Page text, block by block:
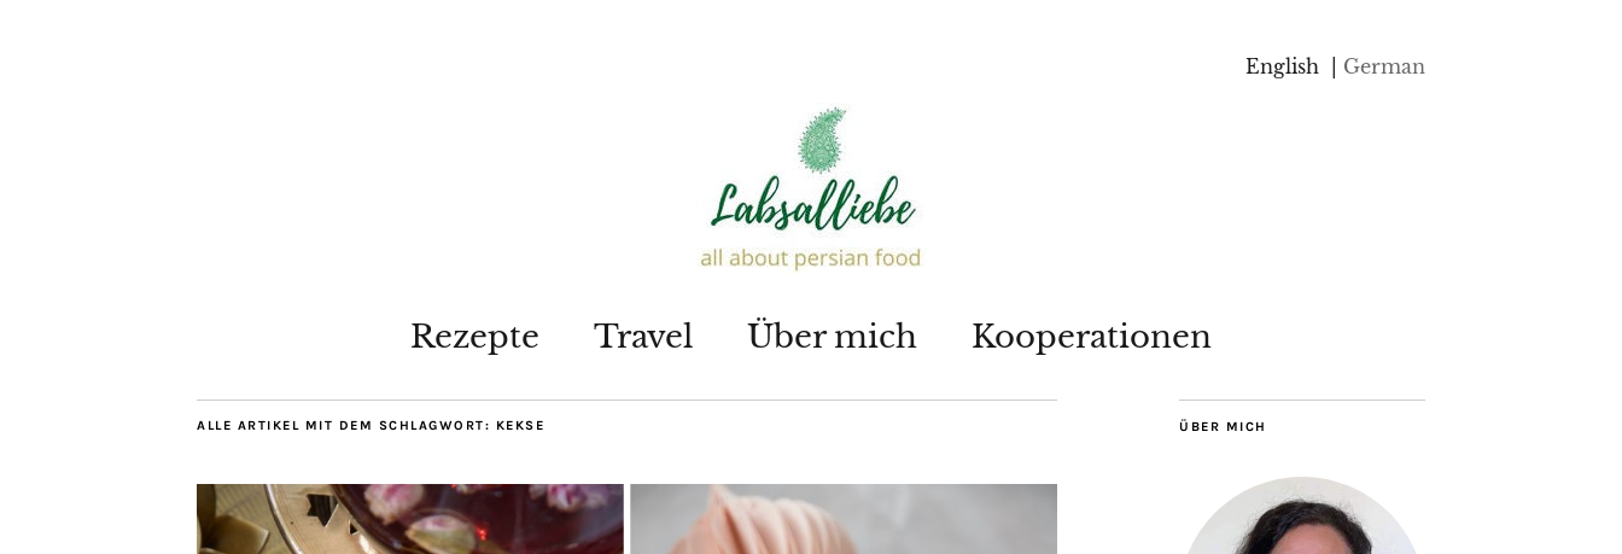
English German
Rezepte Travel Über mich Kooperationen
ALLE ARTIKEL MIT DEM SCHLAGWORT: KEKSE ÜBER MICH